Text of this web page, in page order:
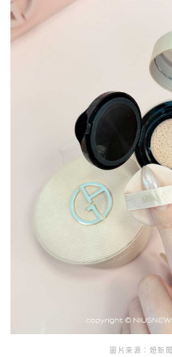
圖片來源：妞新聞